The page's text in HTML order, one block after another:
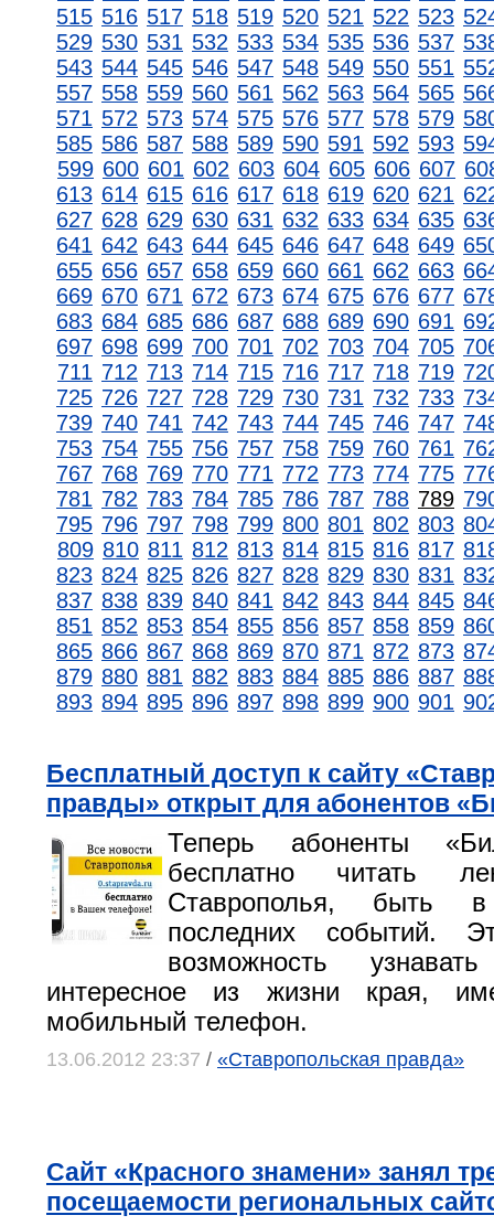
515 516 517 518 519 520 521 522 523
529 530 531 532 533 534 535 536 537
543 544 545 546 547 548 549 550 551
557 558 559 560 561 562 563 564 565
571 572 573 574 575 576 577 578 579
585 586 587 588 589 590 591 592 593
599 600 601 602 603 604 605 606 607
613 614 615 616 617 618 619 620 621
627 628 629 630 631 632 633 634 635
641 642 643 644 645 646 647 648 649
655 656 657 658 659 660 661 662 663
669 670 671 672 673 674 675 676 677
683 684 685 686 687 688 689 690 691
697 698 699 700 701 702 703 704 705
711 712 713 714 715 716 717 718 719
725 726 727 728 729 730 731 732 733
739 740 741 742 743 744 745 746 747
753 754 755 756 757 758 759 760 761
767 768 769 770 771 772 773 774 775
781 782 783 784 785 786 787 788 789
795 796 797 798 799 800 801 802 803
809 810 811 812 813 814 815 816 817
823 824 825 826 827 828 829 830 831
837 838 839 840 841 842 843 844 845
851 852 853 854 855 856 857 858 859
865 866 867 868 869 870 871 872 873
879 880 881 882 883 884 885 886 887
893 894 895 896 897 898 899 900 901
Бесплатный доступ к сайту
правды» открыт для абонентов
Теперь абоненты
бесплатно читать
Ставрополья, быть
последних событий.
возможность
интересное из жизни края,
мобильный телефон.
13.06.2012 23:37 / «Ставропольская правда»
Сайт «Красного знамени» занял
посещаемости региональных